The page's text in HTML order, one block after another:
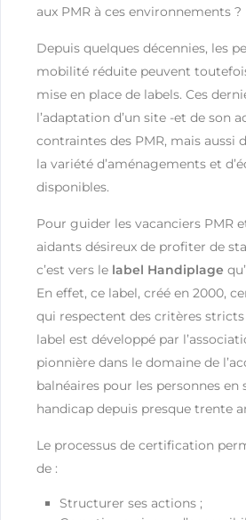
aux PMR à ces environnements ?
Depuis quelques décennies, les
mobilité réduite peuvent
mise en place de labels. Ces
l’adaptation d’un site -et de son
contraintes des PMR, mais aussi
la variété d’aménagements et
disponibles.
Pour guider les vacanciers PMR
aidants désireux de profiter de
c’est vers le label Handiplage
En effet, ce label, créé en 2000,
qui respectent des critères stricts
label est développé par
pionnière dans le domaine de
balnéaires pour les personnes en
handicap depuis presque trente
Le processus de certification
de :
Structurer ses actions ;